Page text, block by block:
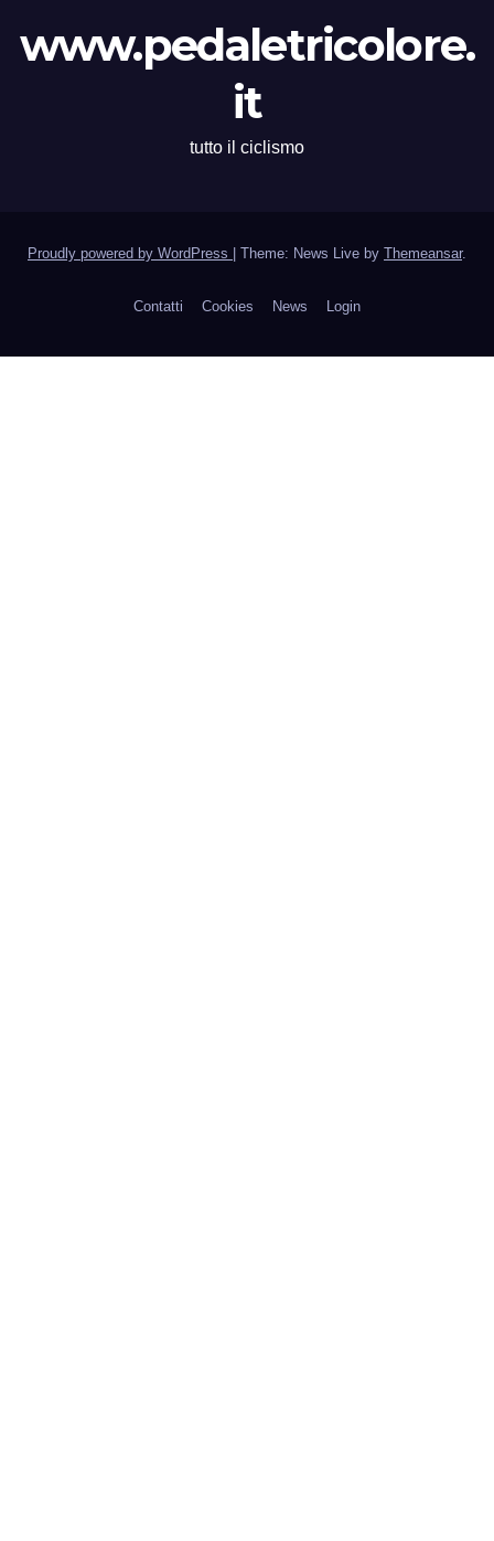
www.pedaletricolore.
it
tutto il ciclismo
Proudly powered by WordPress Theme: News Live by Themeansar.
Contatti Cookies News Login